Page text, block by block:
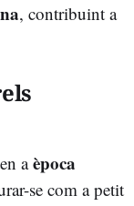
, contribuint a
aèpoca
se com a petit